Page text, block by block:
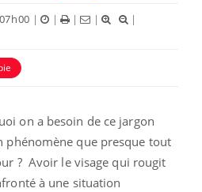
| | | |
|
on a besoin de ce jargon
phénomène que presque tout
? Avoir le visage qui rougit
à une situation